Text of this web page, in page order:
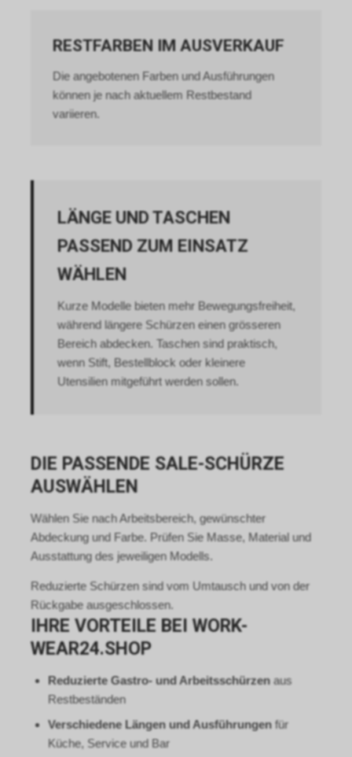
RESTFARBEN IM AUSVERKAUF
Die angebotenen Farben und Ausführungen
können je nach aktuellem Restbestand
variieren.
LÄNGE UND TASCHEN
PASSEND ZUM EINSATZ
WÄHLEN
Kurze Modelle bieten mehr Bewegungsfreiheit,
während längere Schürzen einen grösseren
Bereich abdecken. Taschen sind praktisch,
wenn Stift, Bestellblock oder kleinere
Utensilien mitgeführt werden sollen.
DIE PASSENDE SALE-SCHÜRZE
AUSWÄHLEN
Wählen Sie nach Arbeitsbereich, gewünschter
Abdeckung und Farbe. Prüfen Sie Masse, Material und
Ausstattung des jeweiligen Modells.
Reduzierte Schürzen sind vom Umtausch und von der
Rückgabe ausgeschlossen.
IHRE VORTEILE BEI WORK-
WEAR24.SHOP
Reduzierte Gastro- und Arbeitsschürzen aus
Restbeständen
Verschiedene Längen und Ausführungen für
Küche, Service und Bar
Internetauftritts.
dabei allerdings nicht
weitergegeben. Sofern Sie
Werbeeinblendungen
erscheinen, die einen Bezug zu
unserem Internetauftritt bzw. zu
dieser Funktion bietet Google
für die gängigsten Internet-
Browser über
https://www.google.com/settings/ads/
ein Browser-Plugin an.
Ebenfalls kann die Verwendung
ad-choices
oder
http://www.networkadvertising.org/choices/
Durch das sog. Cross-Device-
Marketing kann Google Ihr
Nutzungsverhalten unter
Endgeräte hinweg verfolgen,
sodass Ihnen womöglich selbst
dann interessenbezogene,
personalisierte Werbung
angezeigt wird, wenn Sie das
allerdings voraus, dass Sie der
Browserverläufe mit Ihrem
bestehenden Google-Konto